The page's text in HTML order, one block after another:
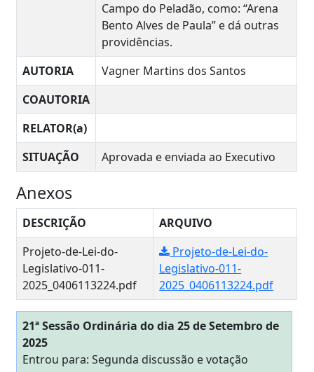
Campo do Peladão, como: “Arena
Bento Alves de Paula” e dá outras
providências.
AUTORIA
Vagner Martins dos Santos
COAUTORIA
RELATOR(a)
SITUAÇÃO
Aprovada e enviada ao Executivo
Anexos
DESCRIÇÃO
ARQUIVO
Projeto-de-Lei-do-
Legislativo-011-
2025_0406113224.pdf
Projeto-de-Lei-do-
Legislativo-011-
2025_0406113224.pdf
21ª Sessão Ordinária do dia 25 de Setembro de
2025
Entrou para: Segunda discussão e votação